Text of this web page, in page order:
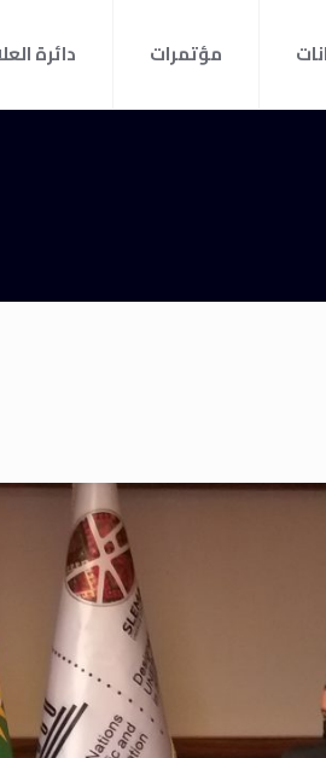
مؤتمرات دائرة